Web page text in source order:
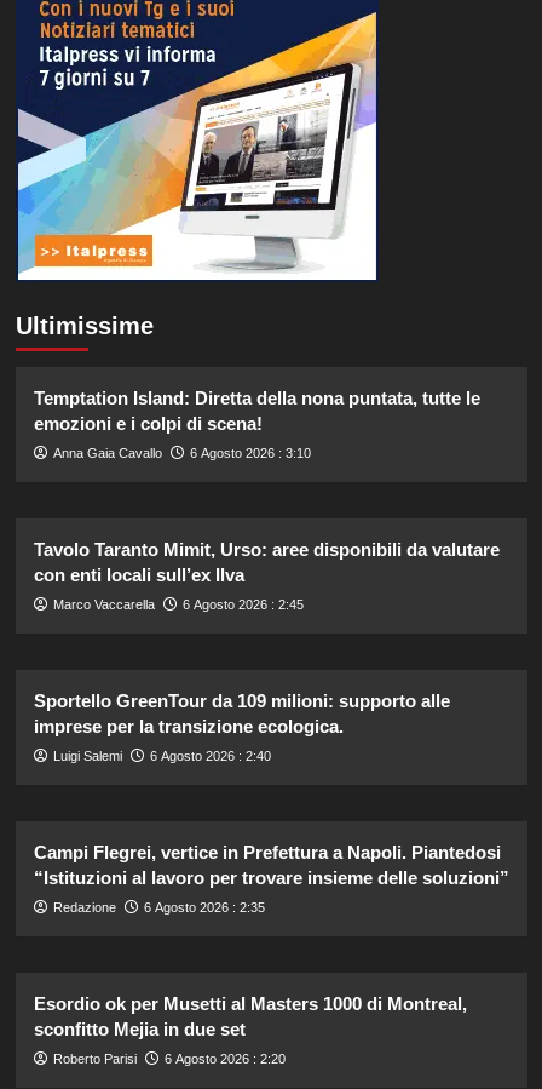
Ultimissime
Temptation Island: Diretta della nona puntata, tutte le
emozioni e i colpi di scena!
Anna Gaia Cavallo 6 Agosto 2026 : 3:10
Tavolo Taranto Mimit, Urso: aree disponibili da valutare
con enti locali sull’ex Ilva
Marco Vaccarella 6 Agosto 2026 : 2:45
Sportello GreenTour da 109 milioni: supporto alle
imprese per la transizione ecologica.
Luigi Salemi 6 Agosto 2026 : 2:40
Campi Flegrei, vertice in Prefettura a Napoli. Piantedosi
“Istituzioni al lavoro per trovare insieme delle soluzioni”
Redazione 6 Agosto 2026 : 2:35
Esordio ok per Musetti al Masters 1000 di Montreal,
sconfitto Mejia in due set
Roberto Parisi 6 Agosto 2026 : 2:20